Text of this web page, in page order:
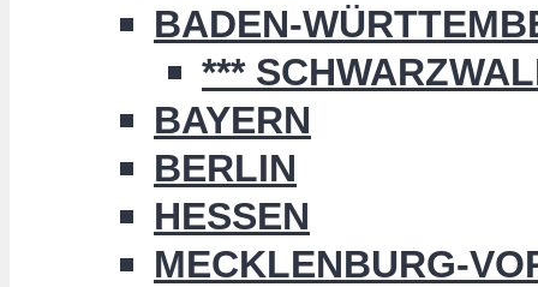
BADEN-
***
BAYERN
BERLIN
HESSEN
MECKLENBURG-